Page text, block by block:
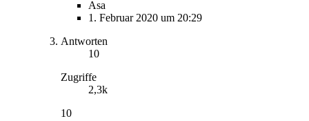
Asa
1. Februar 2020 um 20:29
Antworten
10
Zugriffe
2,3k
10